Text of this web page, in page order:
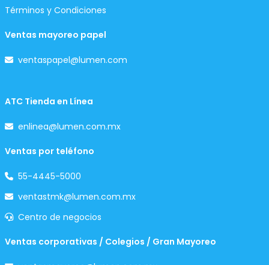
Términos y Condiciones
Ventas mayoreo papel
ventaspapel@lumen.com
ATC Tienda en Línea
enlinea@lumen.com.mx
Ventas por teléfono
55-4445-5000
ventastmk@lumen.com.mx
Centro de negocios
Ventas corporativas / Colegios / Gran Mayoreo